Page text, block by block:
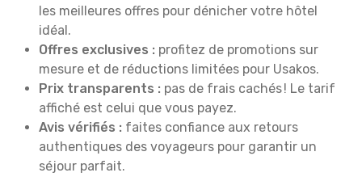
les meilleures offres pour dénicher votre hôtel
idéal.
Offres exclusives : profitez de promotions sur
mesure et de réductions limitées pour Usakos.
Prix transparents : pas de frais cachés ! Le tarif
affiché est celui que vous payez.
Avis vérifiés : faites confiance aux retours
authentiques des voyageurs pour garantir un
séjour parfait.